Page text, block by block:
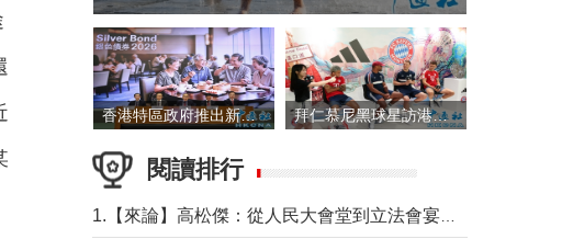
香港特區政府推出新一批銀色債券 每手1萬元保底息4.25厘 拜仁慕尼黑球星訪港 與球迷近距離互動
閱讀排行